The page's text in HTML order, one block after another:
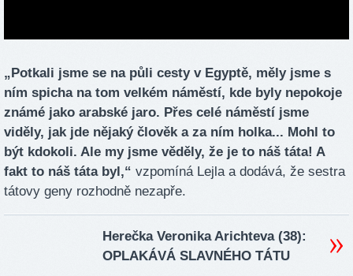
„Potkali jsme se na půli cesty v Egyptě, měly jsme s
ním spicha na tom velkém náměstí, kde byly nepokoje
známé jako arabské jaro. Přes celé náměstí jsme
viděly, jak jde nějaký člověk a za ním holka... Mohl to
být kdokoli. Ale my jsme věděly, že je to náš táta! A
fakt to náš táta byl,“ vzpomíná Lejla a dodává, že sestra
tátovy geny rozhodně nezapře.
Herečka Veronika Arichteva (38):
OPLAKÁVÁ SLAVNÉHO TÁTU